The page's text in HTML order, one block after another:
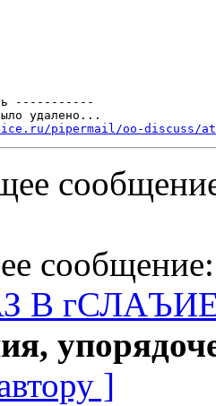
-----------
удалено...
pipermail/oo-discuss/
В
]